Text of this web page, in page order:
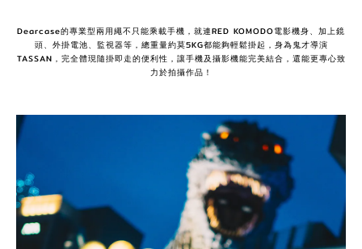
Dearcase的專業型兩用繩不只能乘載手機，就連RED KOMODO電影機身、加上鏡
頭、外掛電池、監視器等，總重量約莫5KG都能夠輕鬆掛起，身為鬼才導演
TASSAN，完全體現隨掛即走的便利性，讓手機及攝影機能完美結合，還能更專心致
力於拍攝作品！